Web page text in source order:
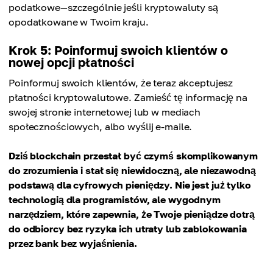
podatkowe—szczególnie jeśli kryptowaluty są
opodatkowane w Twoim kraju.
Krok 5: Poinformuj swoich klientów o
nowej opcji płatności
Poinformuj swoich klientów, że teraz akceptujesz
płatności kryptowalutowe. Zamieść tę informację na
swojej stronie internetowej lub w mediach
społecznościowych, albo wyślij e-maile.
Dziś blockchain przestał być czymś skomplikowanym
do zrozumienia i stał się niewidoczną, ale niezawodną
podstawą dla cyfrowych pieniędzy. Nie jest już tylko
technologią dla programistów, ale wygodnym
narzędziem, które zapewnia, że Twoje pieniądze dotrą
do odbiorcy bez ryzyka ich utraty lub zablokowania
przez bank bez wyjaśnienia.